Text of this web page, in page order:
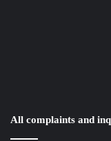
All complaints and